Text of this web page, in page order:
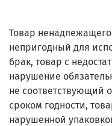
Товар ненадлежащего
непригодный для
брак, товар с
нарушение
не соответствующий
сроком годности,
нарушенной